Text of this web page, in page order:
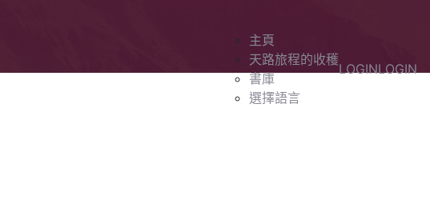
主頁
天路旅程的收穫
書庫
選擇語言
LOGINLOGIN